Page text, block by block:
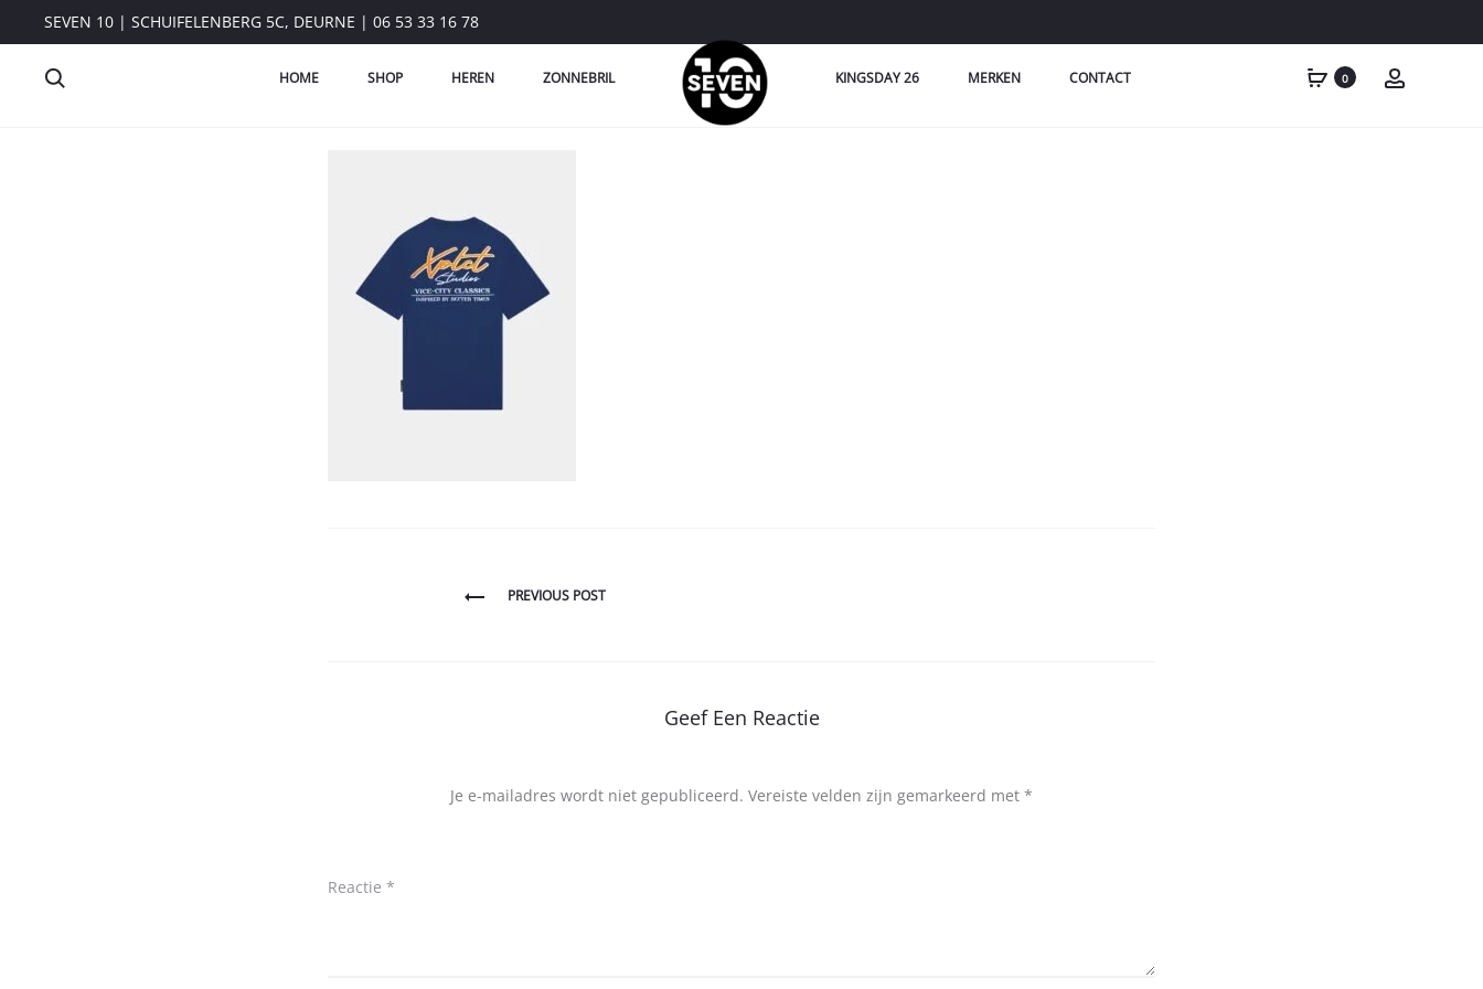
SEVEN 10 | SCHUIFELENBERG 5C, DEURNE | 06 53 33 16 78
HOME SHOP HEREN ZONNEBRIL KINGSDAY 26 MERKEN CONTACT 0
PREVIOUS POST
Geef Een Reactie
Je e-mailadres wordt niet gepubliceerd. Vereiste velden zijn gemarkeerd met *
Reactie *